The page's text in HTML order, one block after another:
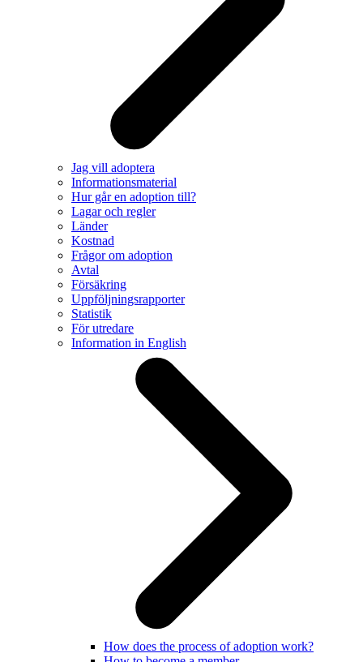
Jag vill adoptera
Informationsmaterial
Hur går en adoption till?
Lagar och regler
Länder
Kostnad
Frågor om adoption
Avtal
Försäkring
Uppföljningsrapporter
Statistik
För utredare
Information in English
How does the process of adoption work?